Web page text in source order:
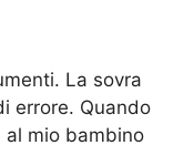
La sovra
errore. Quando
mio bambino